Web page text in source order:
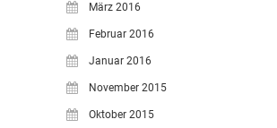
März 2016
Februar 2016
Januar 2016
November 2015
Oktober 2015